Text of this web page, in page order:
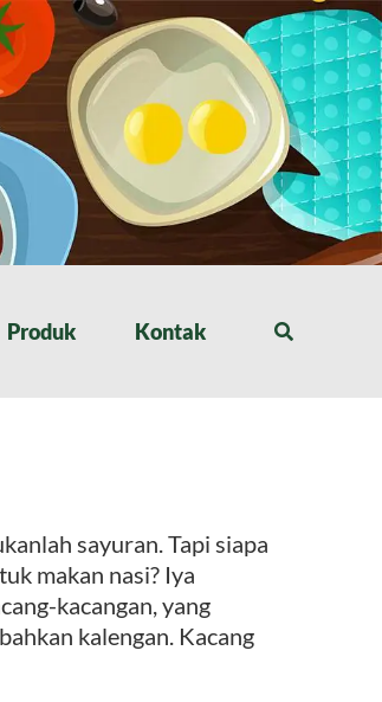
Produk Kontak
sayuran. Tapi siapa
makan nasi? Iya
kacangan, yang
kalengan. Kacang